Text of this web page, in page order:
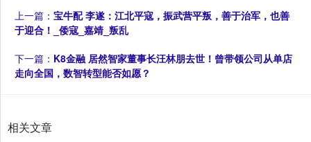
上一篇： 宝牛配 李遂：江北平寇，振武营平叛，善于治军，也善
于迎合！_倭寇_嘉靖_叛乱
下一篇： K8金融 居然智家董事长汪林朋去世！曾带领公司从单店
走向全国，数智转型能否如愿？
相关文章